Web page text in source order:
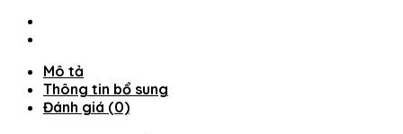
ÁNH
TRĂNG
-
THUTHAODECOR
số
Mô tả
Thông tin bổ sung
Đánh giá (0)